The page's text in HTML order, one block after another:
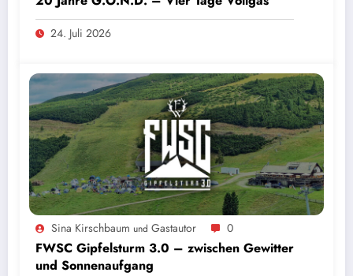
24. Juli 2026
Sina Kirschbaum und Gastautor 0
FWSC Gipfelsturm 3.0 – zwischen Gewitter
und Sonnenaufgang